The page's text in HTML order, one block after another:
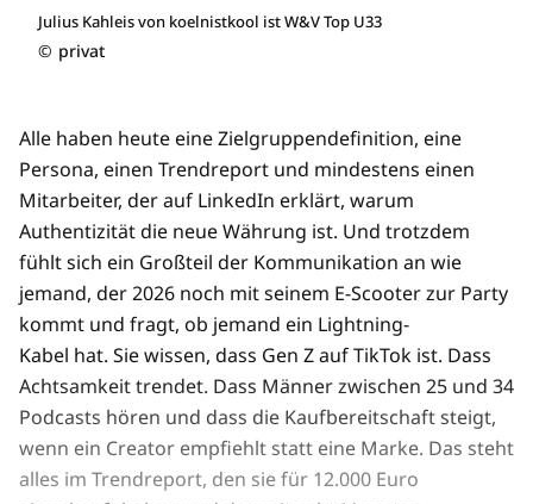
Julius Kahleis von koelnistkool ist W&V Top U33
© privat
Alle haben heute eine Zielgruppendefinition, eine
Persona, einen Trendreport und mindestens einen
Mitarbeiter, der auf LinkedIn erklärt, warum
Authentizität die neue Währung ist. Und trotzdem
fühlt sich ein Großteil der Kommunikation an wie
jemand, der 2026 noch mit seinem E-Scooter zur Party
kommt und fragt, ob jemand ein Lightning-
Kabel hat. Sie wissen, dass Gen Z auf TikTok ist. Dass
Achtsamkeit trendet. Dass Männer zwischen 25 und 34
Podcasts hören und dass die Kaufbereitschaft steigt,
wenn ein Creator empfiehlt statt eine Marke. Das steht
alles im Trendreport, den sie für 12.000 Euro